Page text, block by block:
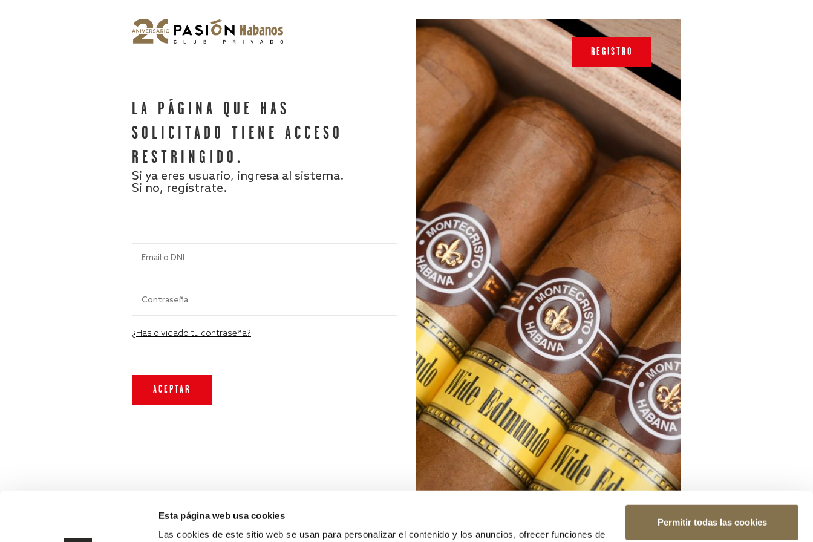
Esta página web usa cookies
Las cookies de este sitio web se usan para personalizar el contenido y los anuncios, ofrecer funciones de
Permitir todas las cookies
LA PÁGINA QUE HAS
SOLICITADO TIENE ACCESO
RESTRINGIDO.
Si ya eres usuario, ingresa al sistema.
Si no, regístrate.
¿Has olvidado tu contraseña?
REGISTRO